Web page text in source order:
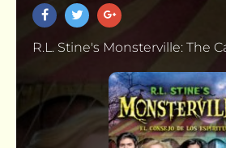
R.L. Stine's Monsterville: The